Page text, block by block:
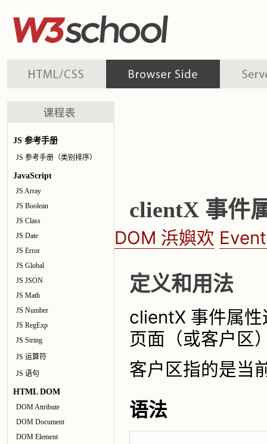
JS 参考手册
JS 参考手册（类别排序）
JavaScript
JS Array
JS Boolean
JS Class
JS Date
JS Error
JS Global
JS JSON
JS Math
JS Number
JS RegExp
JS String
JS 运算符
JS 语句
HTML DOM
DOM Attribute
DOM Document
DOM Element
clientX 事件
DOM 浜嬩欢
定义和用法
clientX 事件属
页面（或客户区
客户区指的是当
语法